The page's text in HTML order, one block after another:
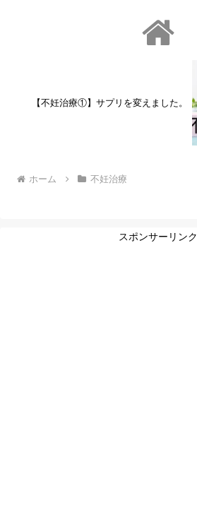
【不妊治療①】サプリを変えました。
ホーム 不妊治療
スポンサーリンク